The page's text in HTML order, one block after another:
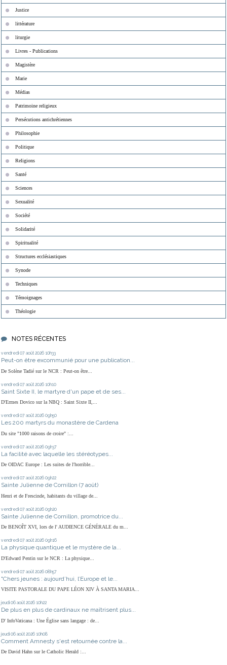
Justice
littérature
liturgie
Livres - Publications
Magistère
Marie
Médias
Patrimoine religieux
Persécutions antichrétiennes
Philosophie
Politique
Religions
Santé
Sciences
Sexualité
Société
Solidarité
Spiritualité
Structures ecclésiastiques
Synode
Techniques
Témoignages
Théologie
NOTES RÉCENTES
vendredi 07 août 2026 10h33
Peut-on être excommunié pour une publication...
De Solène Tadié sur le NCR : Peut-on être...
vendredi 07 août 2026 10h10
Saint Sixte II, le martyre d'un pape et de ses...
D'Ermes Dovico sur la NBQ : Saint Sixte II,...
vendredi 07 août 2026 09h50
Les 200 martyrs du monastère de Cardena
Du site "1000 raisons de croire" :...
vendredi 07 août 2026 09h37
La facilité avec laquelle les stéréotypes...
De OIDAC Europe : Les suites de l'horrible...
vendredi 07 août 2026 09h22
Sainte Julienne de Cornillon (7 août)
Henri et de Frescinde, habitants du village de...
vendredi 07 août 2026 09h20
Sainte Julienne de Cornillon, promotrice du...
De BENOÎT XVI, lors de l' AUDIENCE GÉNÉRALE du m...
vendredi 07 août 2026 09h16
La physique quantique et le mystère de la...
D'Edward Pentin sur le NCR : La physique...
vendredi 07 août 2026 08h57
"Chers jeunes : aujourd’hui, l’Europe et le...
VISITE PASTORALE DU PAPE LÉON XIV À SANTA MARIA...
jeudi 06 août 2026 10h22
De plus en plus de cardinaux ne maîtrisent plus...
D' InfoVaticana : Une Église sans langage : de...
jeudi 06 août 2026 10h08
Comment Amnesty s'est retournée contre la...
De David Hahn sur le Catholic Herald :...